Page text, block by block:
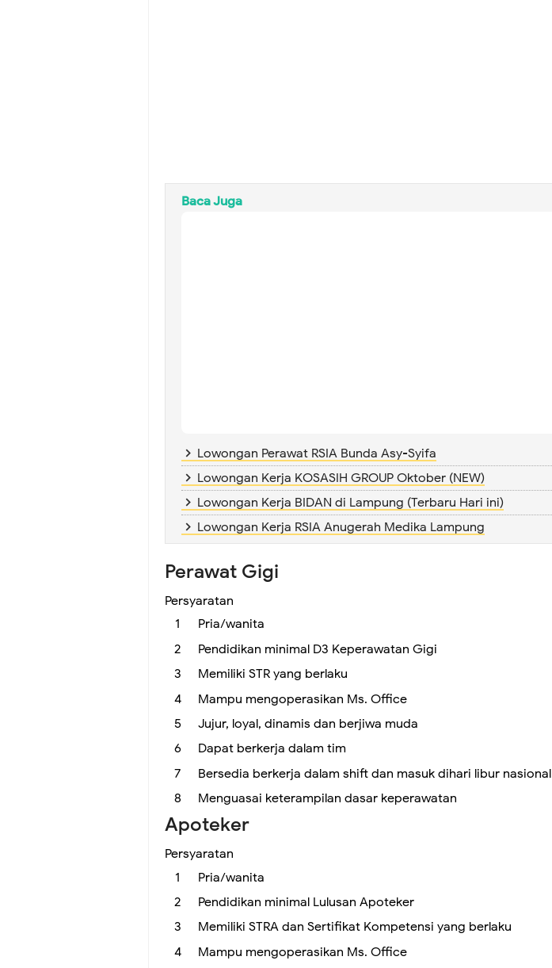
Baca Juga
Lowongan Perawat RSIA Bunda Asy-Syifa
Lowongan Kerja KOSASIH GROUP Oktober (NEW)
Lowongan Kerja BIDAN di Lampung (Terbaru Hari ini)
Lowongan Kerja RSIA Anugerah Medika Lampung
Perawat Gigi
Persyaratan
Pria/wanita
Pendidikan minimal D3 Keperawatan Gigi
Memiliki STR yang berlaku
Mampu mengoperasikan Ms. Office
Jujur, loyal, dinamis dan berjiwa muda
Dapat berkerja dalam tim
Bersedia berkerja dalam shift dan masuk dihari libur nasional
Menguasai keterampilan dasar keperawatan
Apoteker
Persyaratan
Pria/wanita
Pendidikan minimal Lulusan Apoteker
Memiliki STRA dan Sertifikat Kompetensi yang berlaku
Mampu mengoperasikan Ms. Office